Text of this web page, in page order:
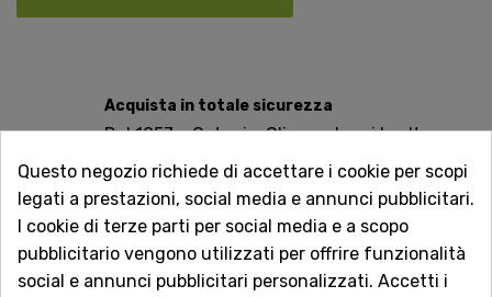
Acquista in totale sicurezza
Dal 1957 a Catania. Clicca e leggi le oltre
1.000 recensioni dei nostri clienti.
Spedizioni rapide
Consegna in tutta Italia in 5 giorni
dall'ordine
Questo negozio richiede di accettare i cookie per scopi
legati a prestazioni, social media e annunci pubblicitari.
I cookie di terze parti per social media e a scopo
pubblicitario vengono utilizzati per offrire funzionalità
social e annunci pubblicitari personalizzati. Accetti i